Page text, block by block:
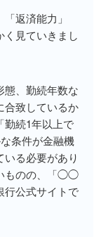
返済能力」
く見ていきまし
態、勤続年数な
合致しているか
勤続1年以上で
条件が金融機
る必要があり
ものの、「◯◯
公式サイトで